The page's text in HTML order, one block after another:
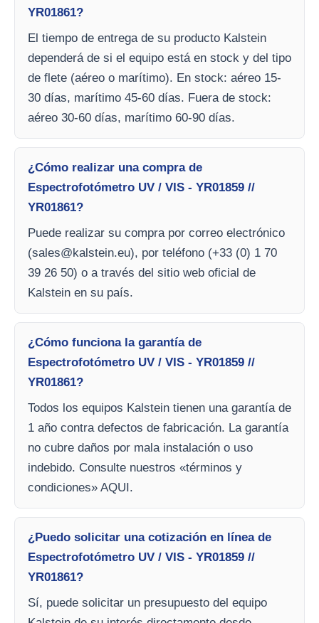
YR01861?
El tiempo de entrega de su producto Kalstein
dependerá de si el equipo está en stock y del tipo
de flete (aéreo o marítimo). En stock: aéreo 15-
30 días, marítimo 45-60 días. Fuera de stock:
aéreo 30-60 días, marítimo 60-90 días.
¿Cómo realizar una compra de
Espectrofotómetro UV / VIS - YR01859 //
YR01861?
Puede realizar su compra por correo electrónico
(sales@kalstein.eu), por teléfono (+33 (0) 1 70
39 26 50) o a través del sitio web oficial de
Kalstein en su país.
¿Cómo funciona la garantía de
Espectrofotómetro UV / VIS - YR01859 //
YR01861?
Todos los equipos Kalstein tienen una garantía de
1 año contra defectos de fabricación. La garantía
no cubre daños por mala instalación o uso
indebido. Consulte nuestros «términos y
condiciones» AQUI.
¿Puedo solicitar una cotización en línea de
Espectrofotómetro UV / VIS - YR01859 //
YR01861?
Sí, puede solicitar un presupuesto del equipo